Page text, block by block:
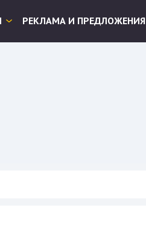
РЕКЛАМА И ПРЕДЛОЖЕНИЯ